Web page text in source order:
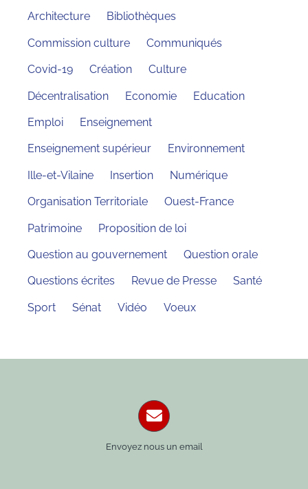
Architecture Bibliothèques
Commission culture Communiqués
Covid-19 Création Culture
Décentralisation Economie Education
Emploi Enseignement
Enseignement supérieur Environnement
Ille-et-Vilaine Insertion Numérique
Organisation Territoriale Ouest-France
Patrimoine Proposition de loi
Question au gouvernement Question orale
Questions écrites Revue de Presse Santé
Sport Sénat Vidéo Voeux
Envoyez nous un email